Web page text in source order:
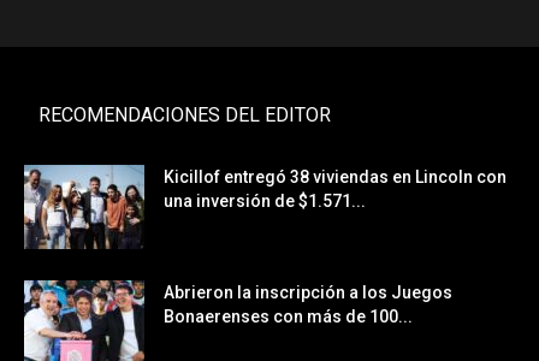
RECOMENDACIONES DEL EDITOR
Kicillof entregó 38 viviendas en Lincoln con
una inversión de $1.571...
Abrieron la inscripción a los Juegos
Bonaerenses con más de 100...